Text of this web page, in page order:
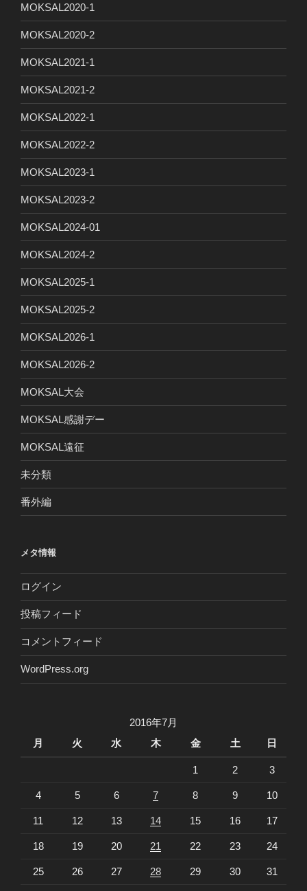
MOKSAL2020-1
MOKSAL2020-2
MOKSAL2021-1
MOKSAL2021-2
MOKSAL2022-1
MOKSAL2022-2
MOKSAL2023-1
MOKSAL2023-2
MOKSAL2024-01
MOKSAL2024-2
MOKSAL2025-1
MOKSAL2025-2
MOKSAL2026-1
MOKSAL2026-2
MOKSAL大会
MOKSAL感謝デー
MOKSAL遠征
未分類
番外編
メタ情報
ログイン
投稿フィード
コメントフィード
WordPress.org
2016年7月
月
火 水 木 金 土 日
1 2 3
4 5 6 7 8 9 10
11 12 13 14 15 16 17
18 19 20 21 22 23 24
25 26 27 28 29 30 31